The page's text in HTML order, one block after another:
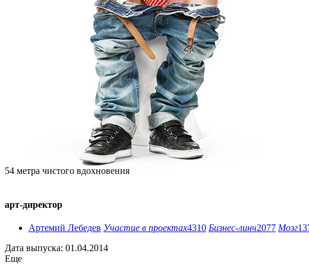
54 метра чистого вдохновения
арт-директор
Артемий Лебедев Участие в проектах4310 Бизнес-линч2077 Мозг
Дата выпуска: 01.04.2014
Еще